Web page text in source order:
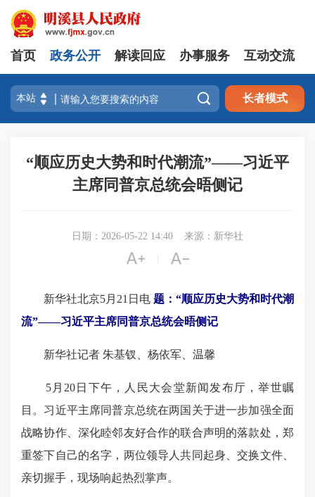
首页 政务公开 解读回应 办事服务 互动交流
 长者模式
“顺应历史大势和时代潮流”——习近平
主席同普京总统会晤侧记
日期：2026-05-22 14:40 来源：新华社
 
新华社北京5月21日电 题：“顺应历史大势和时代潮
流”——习近平主席同普京总统会晤侧记
新华社记者 朱基钗、杨依军、温馨
5月20日下午，人民大会堂新闻发布厅，举世瞩
目。习近平主席同普京总统在两国关于进一步加强全面
战略协作、深化睦邻友好合作的联合声明的落款处，郑
重签下自己的名字，两位领导人共同起身、交换文件、
亲切握手，现场响起热烈掌声。